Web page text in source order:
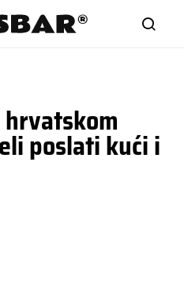
poslati kući i